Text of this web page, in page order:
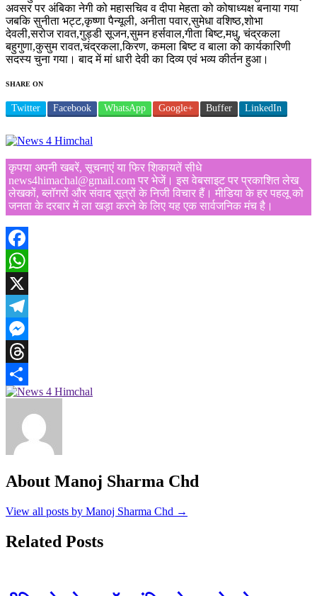
अवसर पर अंबिका नेगी को महासचिव व दीपा मेहता को कोषाध्यक्ष बनाया गया
जबकि सुनीता भट्ट,कृष्णा पैन्यूली, अनीता पवार,सुमेधा वशिष्ठ,शोभा
देवली,सरोज रावत,गुड्डी सूजन,सुमन हर्सवाल,गीता बिष्ट,मधु, चंद्रकला
बहुगुणा,कुसुम रावत,चंद्रकला,किरण, कमला बिष्ट व बाला को कार्यकारिणी
सदस्य चुना गया। बाद में मां धारी देवी का दिव्य एवं भव्य कीर्तन हुआ।
SHARE ON
Twitter Facebook WhatsApp Google+ Buffer LinkedIn
कृपया अपनी खबरें, सूचनाएं या फिर शिकायतें सीधे
news4himachal@gmail.com पर भेजें। इस वेबसाइट पर प्रकाशित लेख
लेखकों, ब्लॉगरों और संवाद सूत्रों के निजी विचार हैं। मीडिया के हर पहलू को
जनता के दरबार में ला खड़ा करने के लिए यह एक सार्वजनिक मंच है।
Facebook
WhatsApp
X
Telegram
Messenger
Threads
Share
About Manoj Sharma Chd
View all posts by Manoj Sharma Chd →
Related Posts